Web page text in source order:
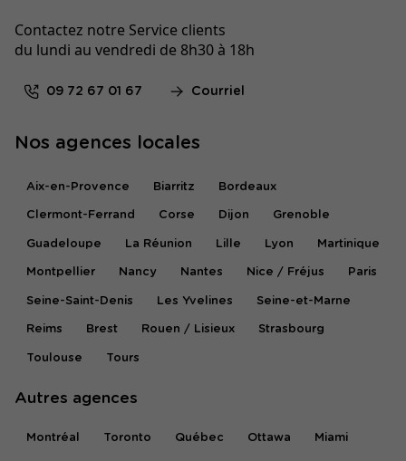
Contactez notre Service clients
du lundi au vendredi de 8h30 à 18h
09 72 67 01 67 Courriel
Nos agences locales
Aix-en-Provence Biarritz Bordeaux
Clermont-Ferrand Corse Dijon Grenoble
Guadeloupe La Réunion Lille Lyon Martinique
Montpellier Nancy Nantes Nice / Fréjus Paris
Seine-Saint-Denis Les Yvelines Seine-et-Marne
Reims Brest Rouen / Lisieux Strasbourg
Toulouse Tours
Autres agences
Montréal Toronto Québec Ottawa Miami